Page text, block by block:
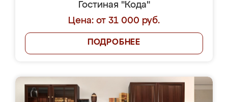
Гостиная "Кода"
Цена: от 31 000 руб.
ПОДРОБНЕЕ